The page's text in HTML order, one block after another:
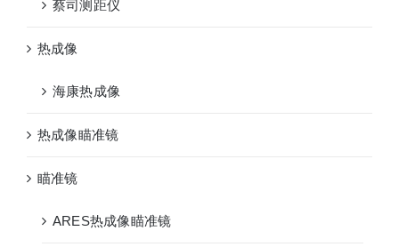
蔡司测距仪
热成像
海康热成像
热成像瞄准镜
瞄准镜
ARES热成像瞄准镜